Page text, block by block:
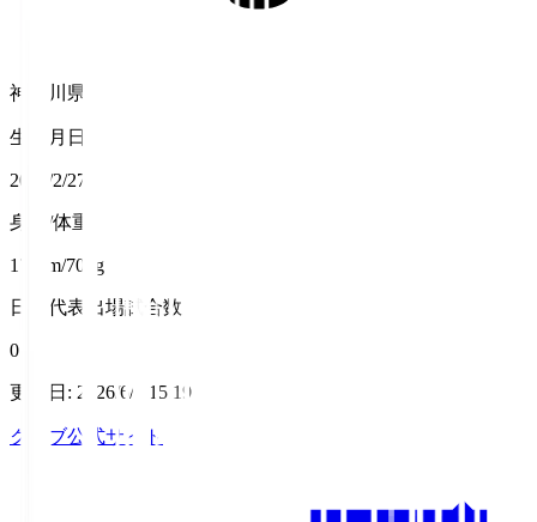
神奈川県
生年月日
2004/2/27
身長/体重
176cm/70kg
日本代表出場試合数
0
更新日 : 2026/6/5 15:19
クラブ公式サイト